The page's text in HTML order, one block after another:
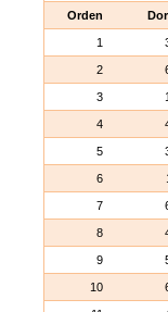
Orden
1
2
3
4
5
6
7
8
9
10